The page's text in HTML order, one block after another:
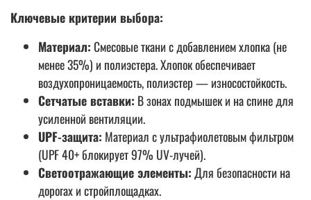
Ключевые критерии выбора:
Материал:Смесовые ткани с добавлением хлопка (не
менее 35%) и полиэстера. Хлопок обеспечивает
воздухопроницаемость, полиэстер — износостойкость.
Сетчатые вставки: В зонах подмышек и на спине для
усиленной вентиляции.
UPF-защита: Материал с ультрафиолетовым фильтром
(UPF 40+ блокирует 97% UV-лучей).
Светоотражающие элементы:Для безопасности на
дорогах и стройплощадках.